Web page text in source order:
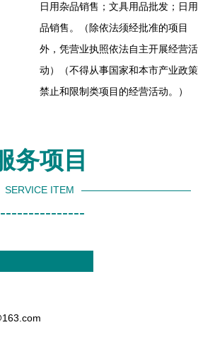
日用杂品销售；文具用品批发；日用
品销售。（除依法须经批准的项目
外，凭营业执照依法自主开展经营活
动）（不得从事国家和本市产业政策
禁止和限制类项目的经营活动。）
务项目
SERVICE ITEM